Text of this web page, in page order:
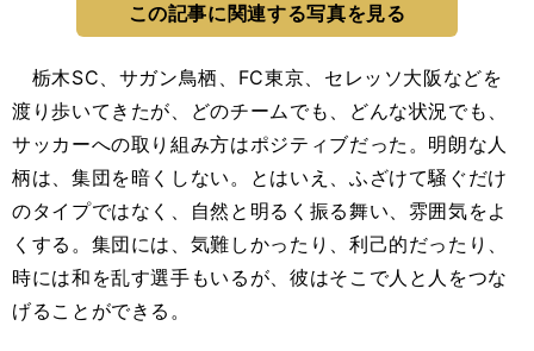
この記事に関連する写真を見る
栃木SC、サガン鳥栖、FC東京、セレッソ大阪などを
渡り歩いてきたが、どのチームでも、どんな状況でも、
サッカーへの取り組み方はポジティブだった。明朗な人
柄は、集団を暗くしない。とはいえ、ふざけて騒ぐだけ
のタイプではなく、自然と明るく振る舞い、雰囲気をよ
くする。集団には、気難しかったり、利己的だったり、
時には和を乱す選手もいるが、彼はそこで人と人をつな
げることができる。